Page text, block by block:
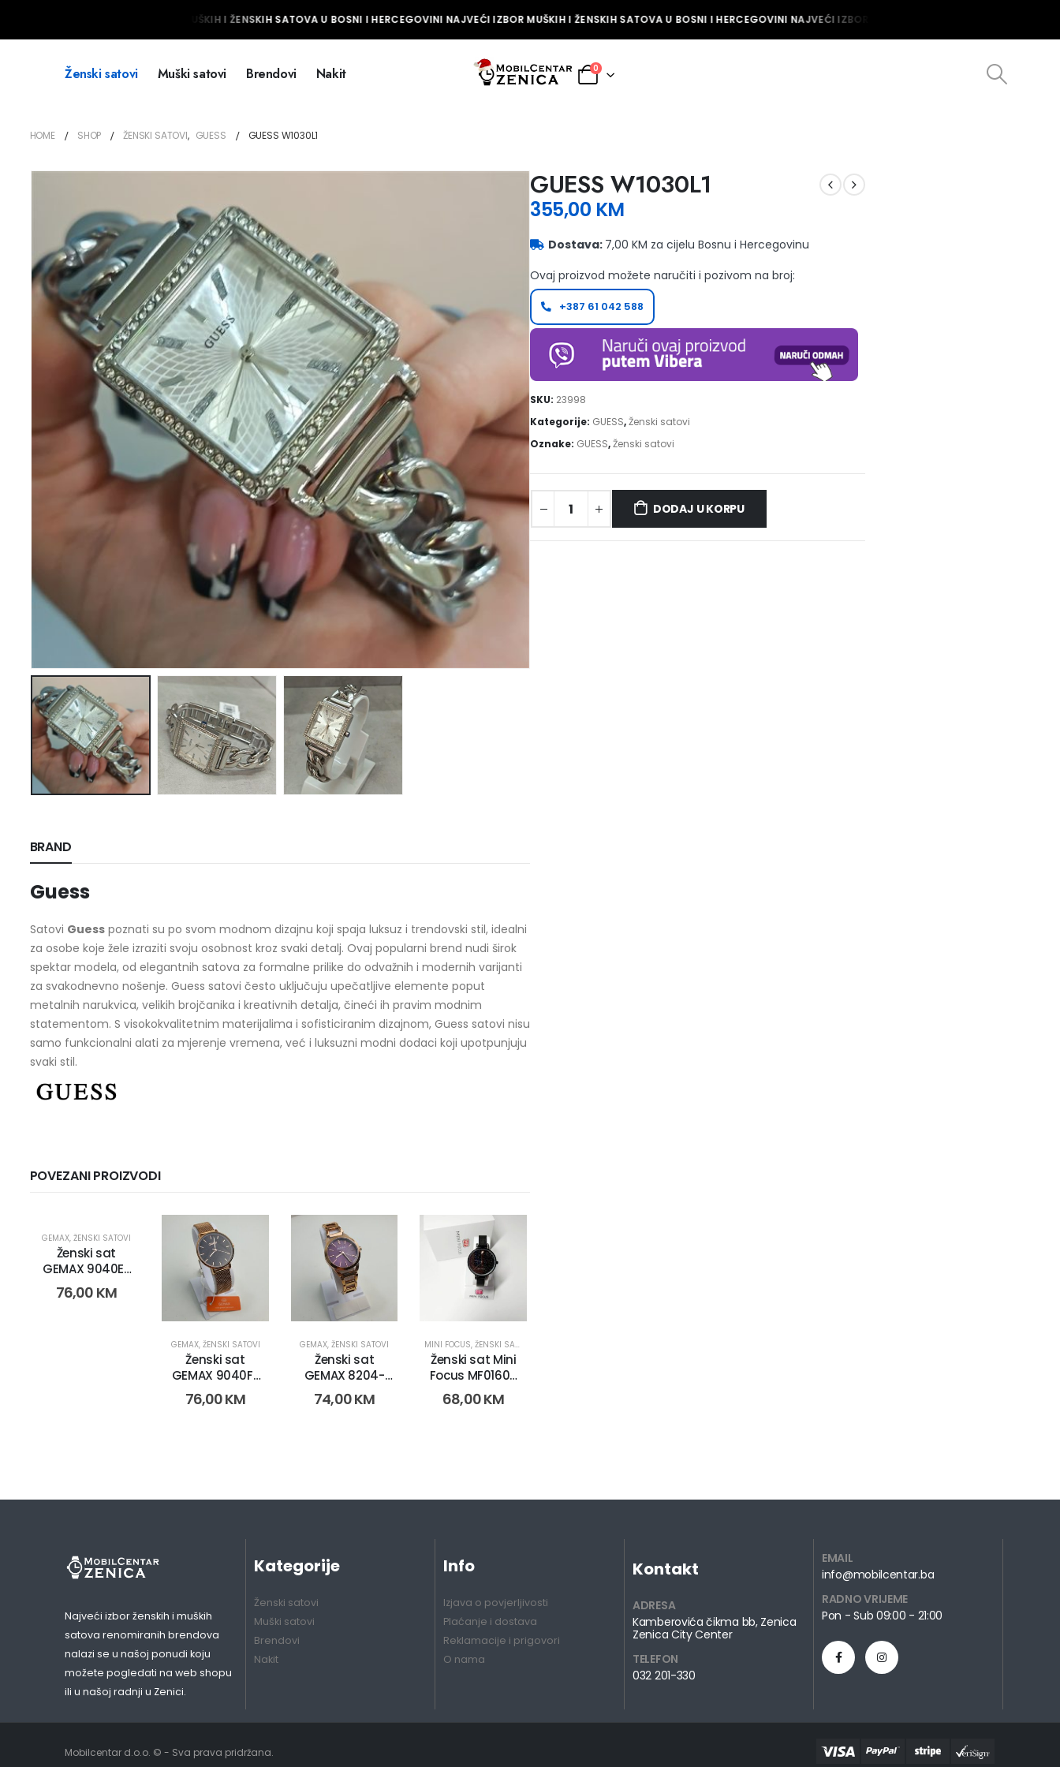
NAJVEĆI IZBOR MUŠKIH I ŽENSKIH SATOVA U BOSNI I HERCEGOVINI NAJVEĆI IZBOR MUŠKIH I ŽENSKIH SATOVA U BOSNI I HERCEGOVINI NAJVEĆI IZBOR MUŠKIH I ŽENSKIH SATOVA U
Ženski satovi Muški satovi Brendovi Nakit 0
HOME SHOP ŽENSKI SATOVI, GUESS GUESS W1030L1
BRAND
Guess
Satovi Guesspoznati su po svom modnom dizajnu koji spaja luksuz i trendovski stil, idealni
za osobe koje žele izraziti svoju osobnost kroz svaki detalj. Ovaj popularni brend nudi širok
spektar modela, od elegantnih satova za formalne prilike do odvažnih i modernih varijanti
za svakodnevno nošenje. Guess satovi često uključuju upečatljive elemente poput
metalnih narukvica, velikih brojčanika i kreativnih detalja, čineći ih pravim modnim
statementom. S visokokvalitetnim materijalima i sofisticiranim dizajnom, Guess satovi nisu
samo funkcionalni alati za mjerenje vremena, već i luksuzni modni dodaci koji upotpunjuju
svaki stil.
POVEZANI PROIZVODI
GEMAX, ŽENSKI SATOVI
Ženski sat
GEMAX 9040E-
CR-DB (2264)
76,00 KM
GEMAX, ŽENSKI SATOVI
Ženski sat
GEMAX 9040F-
CR-DB ( 2267)
76,00KM
GEMAX,ŽENSKI SATOVI
Ženski sat
GEMAX 8204-
CR-DP (2587)
74,00KM
MINI FOCUS,ŽENSKI SATOVI
Ženski sat Mini
Focus MF0160L.
(1177-1)
68,00KM
GUESS W1030L1
355,00 KM
Dostava: 7,00 KM za cijelu Bosnu i Hercegovinu
Ovaj proizvod možete naručiti i pozivom na broj:
+387 61 042 588
SKU: 23998
Kategorije: GUESS,Ženski satovi
Oznake: GUESS,Ženski satovi
DODAJ U KORPU
Najveći izbor ženskih i muških
satova renomiranih brendova
nalazi se u našoj ponudi koju
možete pogledati na web shopu
ili u našoj radnji u Zenici.
Kategorije
Ženski satovi
Muški satovi
Brendovi
Nakit
Info
Izjava o povjerljivosti
Plaćanje i dostava
Reklamacije i prigovori
O nama
Kontakt
ADRESA
Kamberovića čikma bb, Zenica
Zenica City Center
TELEFON
032 201-330
EMAIL
info@mobilcentar.ba
RADNO VRIJEME
Pon - Sub 09:00 - 21:00
Mobilcentar d.o.o. © - Sva prava pridržana.